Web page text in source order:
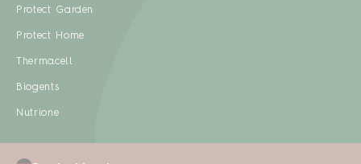
Protect Garden
Protect Home
Thermacell
Biogents
Nutrione